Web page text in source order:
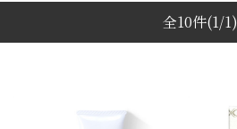
全10件(1/1)